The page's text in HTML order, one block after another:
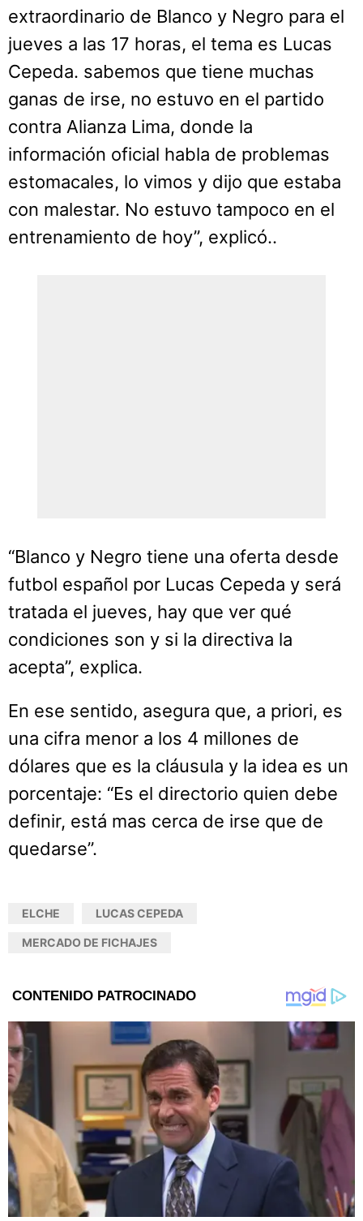
extraordinario de Blanco y Negro para el
jueves a las 17 horas, el tema es Lucas
Cepeda. sabemos que tiene muchas
ganas de irse, no estuvo en el partido
contra Alianza Lima, donde la
información oficial habla de problemas
estomacales, lo vimos y dijo que estaba
con malestar. No estuvo tampoco en el
entrenamiento de hoy”, explicó..
“Blanco y Negro tiene una oferta desde
futbol español por Lucas Cepeda y será
tratada el jueves, hay que ver qué
condiciones son y si la directiva la
acepta”, explica.
En ese sentido, asegura que, a priori, es
una cifra menor a los 4 millones de
dólares que es la cláusula y la idea es un
porcentaje: “Es el directorio quien debe
definir, está mas cerca de irse que de
quedarse”.
ELCHE LUCAS CEPEDA
MERCADO DE FICHAJES